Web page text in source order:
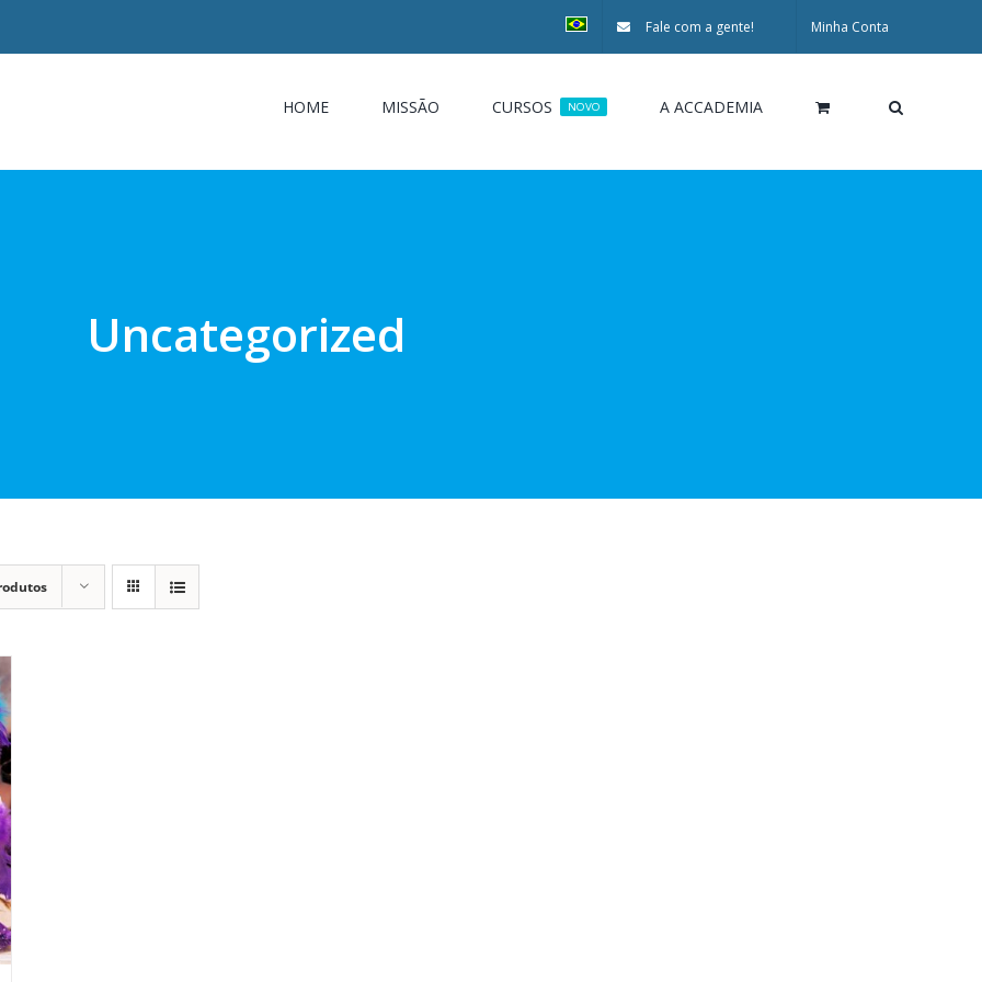
Fale com a gente! Minha Conta
HOME MISSÃO CURSOS NOVO A ACCADEMIA
Uncategorized